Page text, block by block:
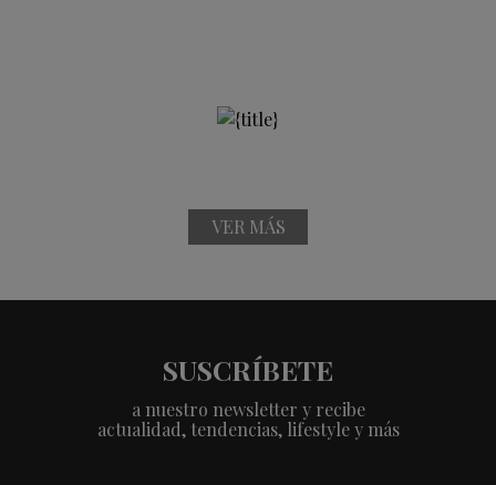
VER MÁS
SUSCRÍBETE
a nuestro newsletter y recibe
actualidad, tendencias, lifestyle y más